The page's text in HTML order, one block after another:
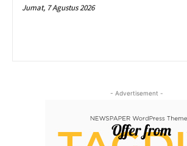
Jumat, 7 Agustus 2026
- Advertisement -